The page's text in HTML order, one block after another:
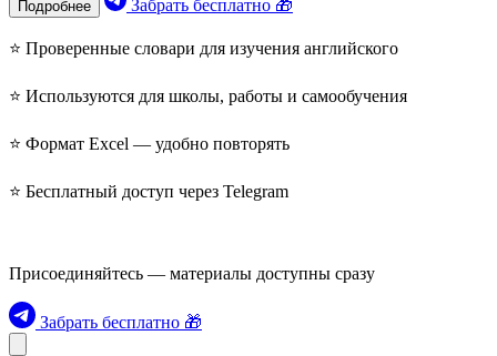
Подробнее Забрать бесплатно 🎁
⭐ Проверенные словари для изучения английского
⭐ Используются для школы, работы и самообучения
⭐ Формат Excel — удобно повторять
⭐ Бесплатный доступ через Telegram
Присоединяйтесь — материалы доступны сразу
Забрать бесплатно 🎁